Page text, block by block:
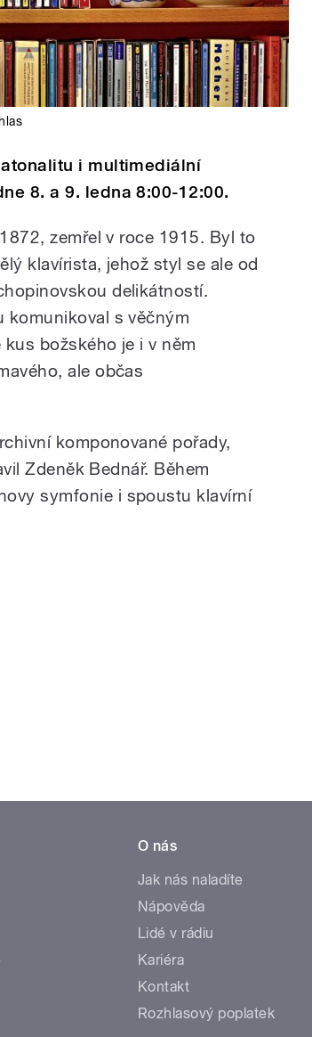
i multimediální
8. a 9. ledna 8:00-12:00.
zemřel v roce 1915. Byl to
klavírista, jehož styl se ale od
delikátností.
komunikoval s věčným
božského je i v něm
ale občas
komponované pořady,
Zdeněk Bednář. Během
symfonie i spoustu klavírní
O nás
Jak nás naladíte
Nápověda
Lidé v rádiu
Kariéra
Kontakt
Rozhlasový poplatek